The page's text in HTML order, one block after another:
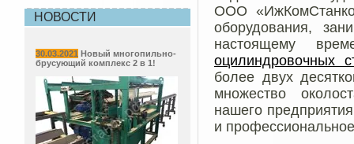
НОВОСТИ
30.03.2021 Новый многопильно-
брусующий комплекс 2 в 1!
ООО
оборудования,
настоящему
оцилиндровочных
более двух
множество
нашего
и